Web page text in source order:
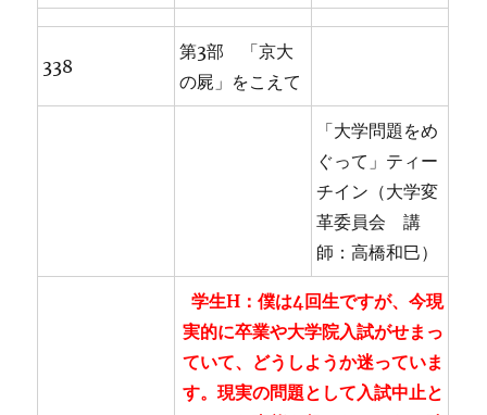
338
第3部 「京大
の屍」をこえて
「大学問題をめ
ぐって」ティー
チイン（大学変
革委員会 講
師：高橋和巳）
学生H：僕は4回生ですが、今現
実的に卒業や大学院入試がせまっ
ていて、どうしようか迷っていま
す。現実の問題として入試中止と